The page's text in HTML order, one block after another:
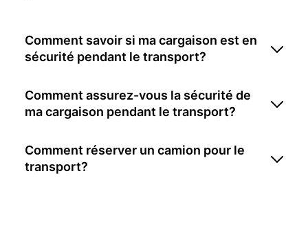
Comment savoir si ma cargaison est en
sécurité pendant le transport?
Comment assurez-vous la sécurité de
ma cargaison pendant le transport?
Comment réserver un camion pour le
transport?